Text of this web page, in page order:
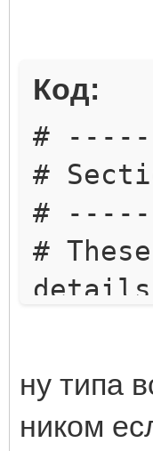
Код:
#
#
#
#
details
but
#
ну типа
ником